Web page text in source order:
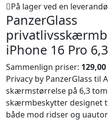
På lager ved en
PanzerGlass
iPhone 16 Pro
Sammenlign priser:
Privacy by PanzerGlass til
skærmstørrelse på 6,3
skærmbeskytter designet
både mod ridser og